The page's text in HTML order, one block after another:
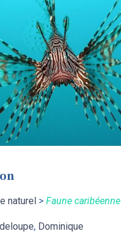
naturel > Faune caribéenne
, Dominique